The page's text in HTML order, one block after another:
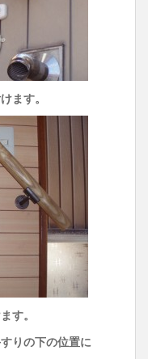
ます。
す。
りの下の位置に